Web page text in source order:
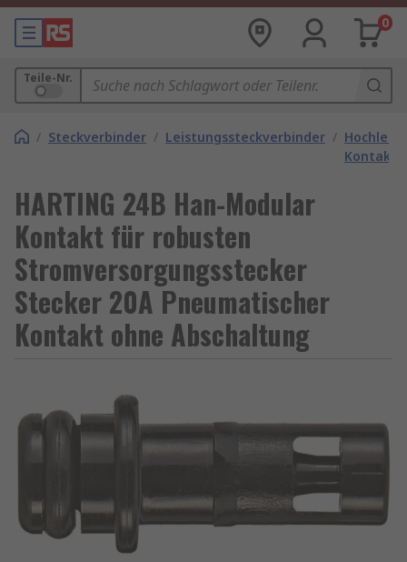
0
Teile-Nr.
/ Steckverbinder / Leistungssteckverbinder /
Kontakte
HARTING 24B Han-Modular
Kontakt für robusten
Stromversorgungsstecker
Stecker 20A Pneumatischer
Kontakt ohne Abschaltung